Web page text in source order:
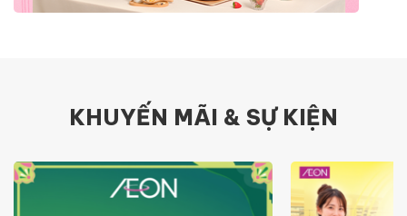
KHUYẾN MÃI & SỰ KIỆN